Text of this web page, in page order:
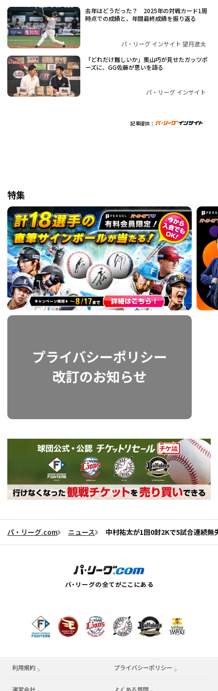
去年はどうだった？ 2025年の対戦カード1周
時点での成績と、年間最終成績を振り返る
パ・リーグ インサイト 望月遼太
「どれだけ難しいか」栗山巧が見せたガッツポ
ーズに、GG佐藤が思いを語る
パ・リーグ インサイト
記事提供：
特集
パ・リーグ.com ニュース 中村祐太が1回0封2Kで5試合連続
利用規約 プライバシーポリシー
運営会社 （別ウィンドウで開く） よくある質問